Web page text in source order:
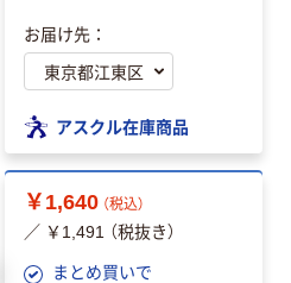
お届け先：
アスクル在庫商品
￥1,640 （税込）
／ ￥1,491 （税抜き）
まとめ買いで